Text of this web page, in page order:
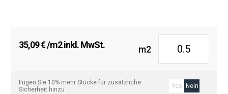
Hergestellt aus hochwertigen Materialien, ist die Aston 7,5×30
cm Glänzend feuchtigkeitsbeständig und leicht zu reinigen. Die
Installation ist schnell und einfach und passt sich verschiedenen
35,09€/m2 inkl. MwSt. m2
Fügen Sie 10% mehr Stücke für zusätzliche
Sicherheit hinzu
Yes Nein